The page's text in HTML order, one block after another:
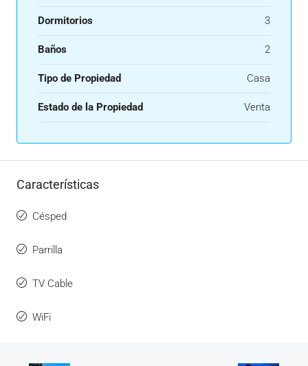
Dormitorios 3
Baños 2
Tipo de Propiedad Casa
Estado de la Propiedad Venta
Características
Césped
Parrilla
TV Cable
WiFi